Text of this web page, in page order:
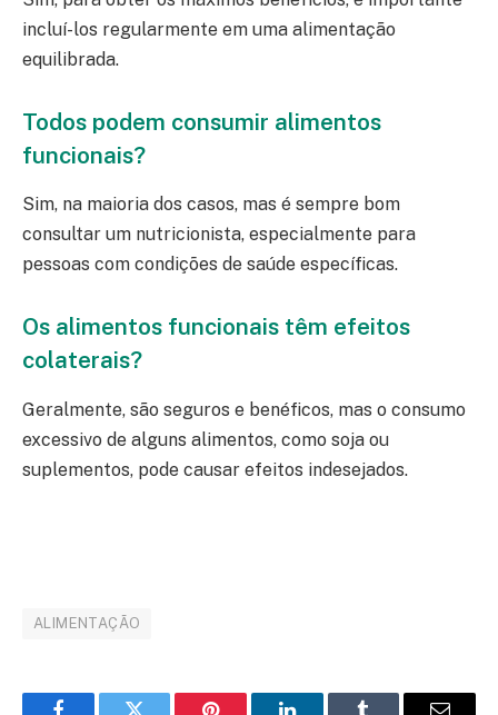
incluí-los regularmente em uma alimentação
equilibrada.
Todos podem consumir alimentos
funcionais?
Sim, na maioria dos casos, mas é sempre bom
consultar um nutricionista, especialmente para
pessoas com condições de saúde específicas.
Os alimentos funcionais têm efeitos
colaterais?
Geralmente, são seguros e benéficos, mas o consumo
excessivo de alguns alimentos, como soja ou
suplementos, pode causar efeitos indesejados.
ALIMENTAÇÃO